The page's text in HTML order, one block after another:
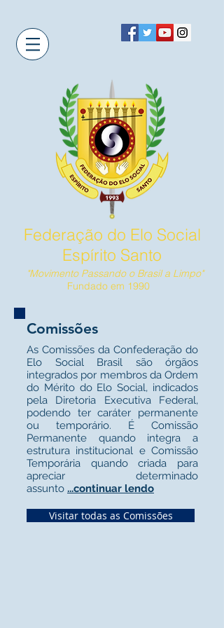
Federação do Elo Social
Espírito Santo
"Movimento Passando o Brasil a Limpo"
Fundado em 1990
Comissões
As Comissões da Confederação do
Elo Social Brasil são órgãos
integrados por membros da Ordem
do Mérito do Elo Social, indicados
pela Diretoria Executiva Federal,
podendo ter caráter permanente
ou temporário. É Comissão
Permanente quando integra a
estrutura institucional e Comissão
Temporária quando criada para
apreciar determinado
assunto ...continuar lendo
Visitar todas as Comissões